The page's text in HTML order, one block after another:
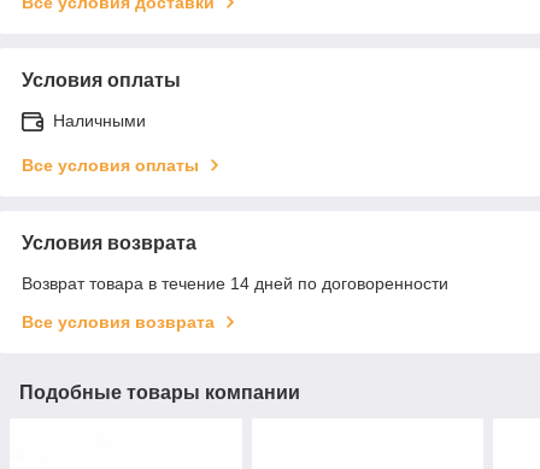
Условия оплаты
Наличными
Все условия оплаты
Условия возврата
Возврат товара в течение 14 дней по договоренности
Все условия возврата
Подобные товары компании